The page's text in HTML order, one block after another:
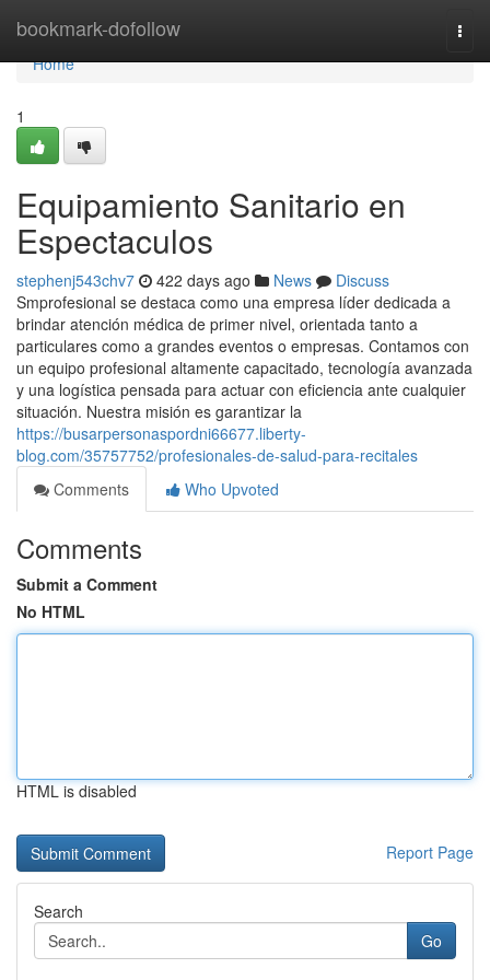
bookmark-dofollow
Home
Home
1
Equipamiento Sanitario en
Espectaculos
stephenj543chv7 422 days ago News
Discuss
Smprofesional se destaca como una empresa líder dedicada a
brindar atención médica de primer nivel, orientada tanto a
particulares como a grandes eventos o empresas. Contamos con
un equipo profesional altamente capacitado, tecnología avanzada
y una logística pensada para actuar con eficiencia ante cualquier
situación. Nuestra misión es garantizar la
https://busarpersonaspordni66677.liberty-
blog.com/35757752/profesionales-de-salud-para-recitales
Comments
Who Upvoted
Comments
Submit a Comment
No HTML
HTML is disabled
Report Page
Search
Go